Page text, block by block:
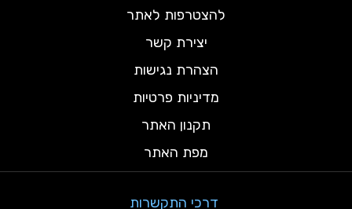
להצטרפות לאתר
יצירת קשר
הצהרת נגישות
מדיניות פרטיות
תקנון האתר
מפת האתר
דרכי התקשרות